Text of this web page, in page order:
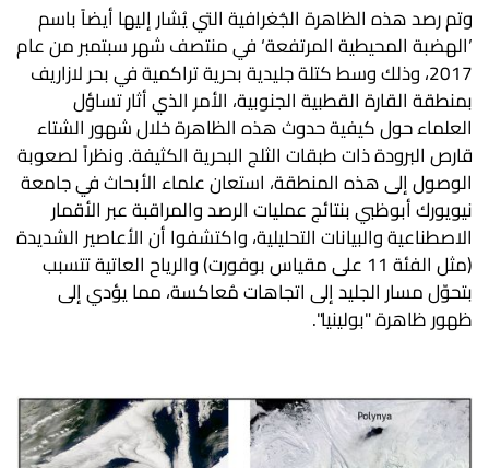
وتم رصد هذه الظاهرة الجُغرافية التي يُشار إليها أيضاً باسم
’الهضبة المحيطية المرتفعة‘ في منتصف شهر سبتمبر من عام
2017، وذلك وسط كتلة جليدية بحرية تراكمية في بحر لازاريف
بمنطقة القارة القطبية الجنوبية، الأمر الذي أثار تساؤل
العلماء حول كيفية حدوث هذه الظاهرة خلال شهور الشتاء
قارص البرودة ذات طبقات الثلج البحرية الكثيفة. ونظراً لصعوبة
الوصول إلى هذه المنطقة، استعان علماء الأبحاث في جامعة
نيويورك أبوظبي بنتائج عمليات الرصد والمراقبة عبر الأقمار
الاصطناعية والبيانات التحليلية، واكتشفوا أن الأعاصير الشديدة
(مثل الفئة 11 على مقياس بوفورت) والرياح العاتية تتسبب
بتحوّل مسار الجليد إلى اتجاهات مُعاكسة، مما يؤدي إلى
ظهور ظاهرة "بولينيا".